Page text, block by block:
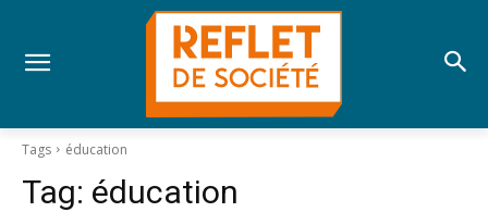
Tags éducation
Tag: éducation